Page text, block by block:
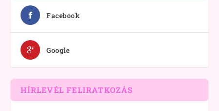
Facebook
Google
HÍRLEVÉL FELIRATKOZÁS